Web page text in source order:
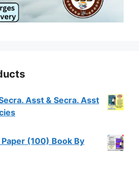
Asst & Secra. Asst
(100) Book By